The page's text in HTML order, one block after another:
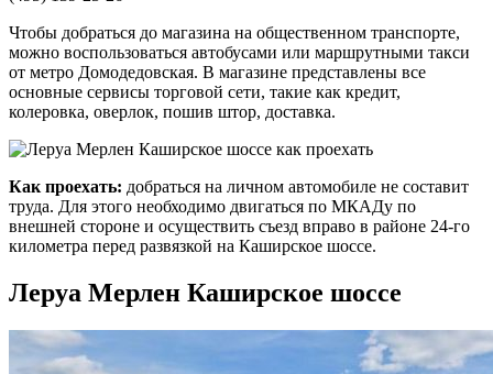
Чтобы добраться до магазина на общественном транспорте,
можно воспользоваться автобусами или маршрутными такси
от метро Домодедовская. В магазине представлены все
основные сервисы торговой сети, такие как кредит,
колеровка, оверлок, пошив штор, доставка.
Как проехать: добраться на личном автомобиле не составит
труда. Для этого необходимо двигаться по МКАДу по
внешней стороне и осуществить съезд вправо в районе 24-го
километра перед развязкой на Каширское шоссе.
Леруа Мерлен Каширское шоссе